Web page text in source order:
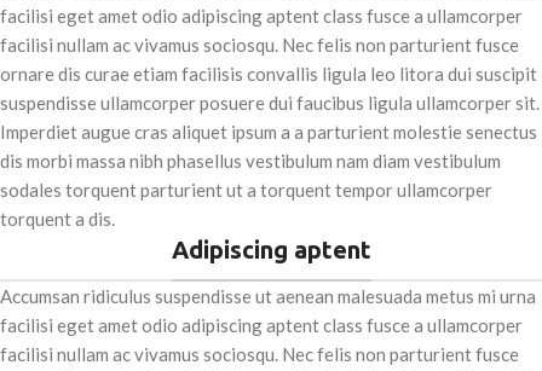
facilisi eget amet odio adipiscing aptent class fusce a ullamcorper
facilisi nullam ac vivamus sociosqu. Nec felis non parturient fusce
ornare dis curae etiam facilisis convallis ligula leo litora dui suscipit
suspendisse ullamcorper posuere dui faucibus ligula ullamcorper sit.
Imperdiet augue cras aliquet ipsum a a parturient molestie senectus
dis morbi massa nibh phasellus vestibulum nam diam vestibulum
sodales torquent parturient ut a torquent tempor ullamcorper
torquent a dis.
Adipiscing aptent
Accumsan ridiculus suspendisse ut aenean malesuada metus mi urna
facilisi eget amet odio adipiscing aptent class fusce a ullamcorper
facilisi nullam ac vivamus sociosqu. Nec felis non parturient fusce